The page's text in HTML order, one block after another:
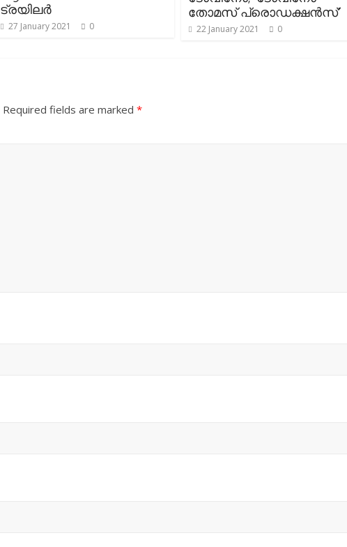
ട്രയിലർ
27 January 2021 0
തോമസ് പ്രൊഡക്ഷന്‍സ്’
22 January 2021 0
Required fields are marked *